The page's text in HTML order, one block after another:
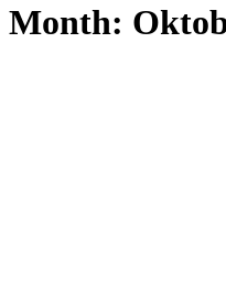
Month: